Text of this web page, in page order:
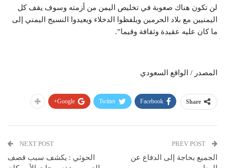
لن تكون هناك صعوبة في تخليص اليمن من أزمته وسوف يقف كل
اليمنيين مع بلاد الحرمين ويلفظوا الدخلاء ويعيدوا النسيج اليمني إلى
ما كان عليه عقيدة وثقافة وقيما”.
المصدر / الواقع السعودي
Share
Facebook
Twitter
Google+
الجميع بحاجة إلى الدفاع عن
NEXT POST
الحوثي : يكشف سبب قصف